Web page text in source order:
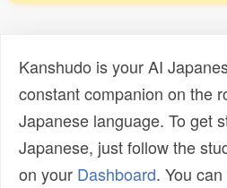
Kanshudo is your AI
constant companion on the
Japanese language. To get
Japanese, just follow the
on your Dashboard. You